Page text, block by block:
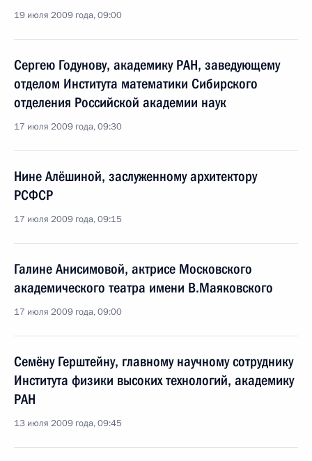
19 июля 2009 года, 09:00
Сергею Годунову, академику РАН, заведующему
отделом Института математики Сибирского
отделения Российской академии наук
17 июля 2009 года, 09:30
Нине Алёшиной, заслуженному архитектору
РСФСР
17 июля 2009 года, 09:15
Галине Анисимовой, актрисе Московского
академического театра имени В.Маяковского
17 июля 2009 года, 09:00
Семёну Герштейну, главному научному сотруднику
Института физики высоких технологий, академику
РАН
13 июля 2009 года, 09:45